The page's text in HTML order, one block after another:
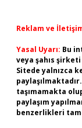
Reklam ve
Yasal Uyarı: Bu
veya şahıs
Sitede yalnızca
taşımamakta
paylaşım
benzerlikleri